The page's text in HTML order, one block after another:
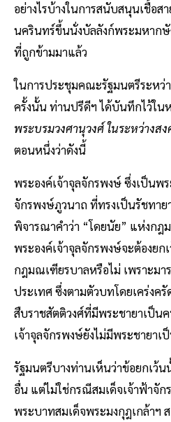
อย่างไรบ้างในการสนับสนุนเชื้อส
นครินทร์ขึ้นนั่งบัลลังก์พระมหากษั
ที่ถูกข้ามมาแล้ว
ในการประชุมคณะรัฐมนตรีระหว่
ครั้งนั้น ท่านปรีดีฯ ได้บันทึกไว้ใน
พระบรมวงศานุวงศ์ ในระหว่างส
ตอนหนึ่งว่าดังนี้
พระองค์เจ้าจุลจักรพงษ์ ซึ่งเป็นพ
จักรพงษ์ภูวนาถ ที่ทรงเป็นรัชทา
พิจารณาคำว่า “โดยนัย” แห่งกฎ
พระองค์เจ้าจุลจักรพงษ์จะต้องยก
กฎมณเฑียรบาลหรือไม่ เพราะม
ประเทศ ซึ่งตามตัวบทโดยเคร่งค
สืบราชสัตติวงศ์ที่มีพระชายาเป็น
เจ้าจุลจักรพงษ์ยังไม่มีพระชายาเ
รัฐมนตรีบางท่านเห็นว่าข้อยกเว้
อื่น แต่ไม่ใช่กรณีสมเด็จเจ้าฟ้าจั
พระบาทสมเด็จพระมงกุฎเกล้าฯ